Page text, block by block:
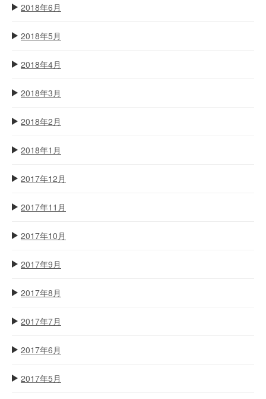
2018年6月
2018年5月
2018年4月
2018年3月
2018年2月
2018年1月
2017年12月
2017年11月
2017年10月
2017年9月
2017年8月
2017年7月
2017年6月
2017年5月